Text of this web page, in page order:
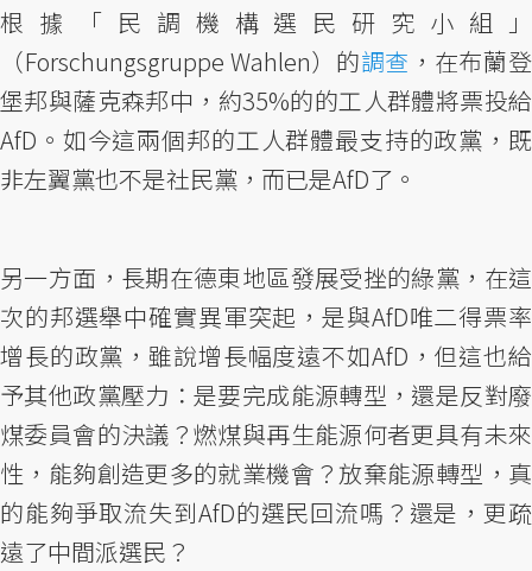
根據「民調機構選民研究小組」
（Forschungsgruppe Wahlen）的調查 ，在布蘭登
堡邦與薩克森邦中，約35%的的工人群體將票投給
AfD。如今這兩個邦的工人群體最支持的政黨，既
非左翼黨也不是社民黨，而已是AfD了。
另一方面，長期在德東地區發展受挫的綠黨，在這
次的邦選舉中確實異軍突起，是與AfD唯二得票率
增長的政黨，雖說增長幅度遠不如AfD，但這也給
予其他政黨壓力：是要完成能源轉型，還是反對廢
煤委員會的決議？燃煤與再生能源何者更具有未來
性，能夠創造更多的就業機會？放棄能源轉型，真
的能夠爭取流失到AfD的選民回流嗎？還是，更疏
遠了中間派選民？